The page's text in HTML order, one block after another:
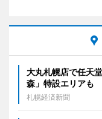
大丸札幌店で任天
森」特設エリアも
札幌経済新聞